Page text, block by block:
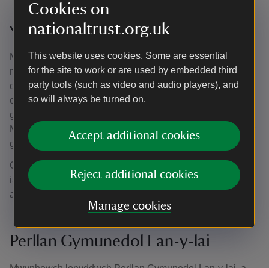
Cookies on
nationaltrust.org.uk
This website uses cookies. Some are essential
for the site to work or are used by embedded third
party tools (such as video and audio players), and
so will always be turned on.
Accept additional cookies
Reject additional cookies
Manage cookies
Y dderwen hynafol
Mae coeden hynod yn hen iawn o gymharu ag eraill o’r un
rhywogaeth, ond nid oes diffiniad pendant i’r term. Ystyrir
coed derw’n goed hynod pan maen nhw’n 500 neu 600
oed, fel y rhai yn Lan-y-lai, ond ystyrir y ffawydden yn
goeden hynod a hithau’n ddim o beth – dim ond 300 oed!
Mae hyn gan fod gwahanol rywogaethau o goed yn tyfu ar
gyflymderau gwahanol.
Os ydych chi’n teimlo’n anturus, dringwch i’r canghennau
isaf i gael golwg graffach ac i werthfawrogi’r amgylchedd
arbennig sy’n cael ei greu gan y cewri hyn.
Perllan Gymunedol Lan-y-lai